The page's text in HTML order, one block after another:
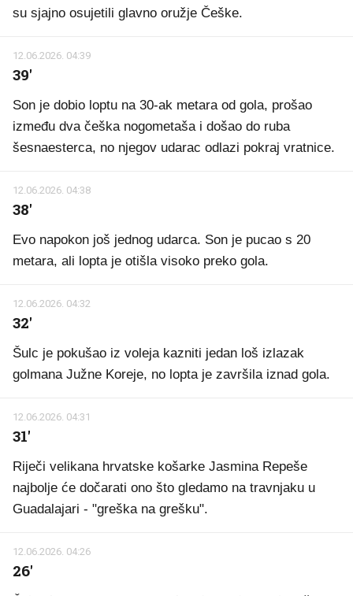
su sjajno osujetili glavno oružje Češke.
12.06.2026. 04:39
39'
Son je dobio loptu na 30-ak metara od gola, prošao
između dva češka nogometaša i došao do ruba
šesnaesterca, no njegov udarac odlazi pokraj vratnice.
12.06.2026. 04:38
38'
Evo napokon još jednog udarca. Son je pucao s 20
metara, ali lopta je otišla visoko preko gola.
12.06.2026. 04:32
32'
Šulc je pokušao iz voleja kazniti jedan loš izlazak
golmana Južne Koreje, no lopta je završila iznad gola.
12.06.2026. 04:31
31'
Riječi velikana hrvatske košarke Jasmina Repeše
najbolje će dočarati ono što gledamo na travnjaku u
Guadalajari - "greška na grešku".
12.06.2026. 04:26
26'